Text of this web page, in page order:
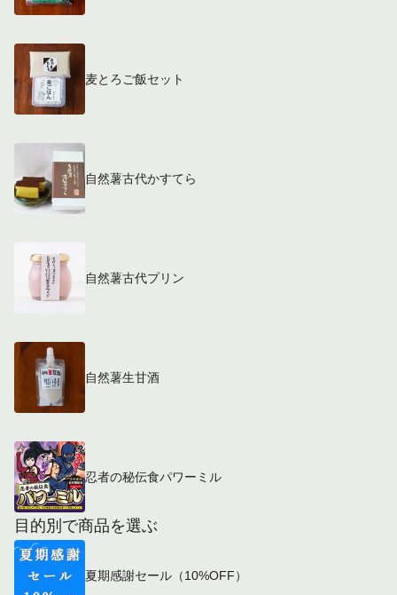
麦とろご飯セット
自然薯古代かすてら
自然薯古代プリン
自然薯生甘酒
忍者の秘伝食パワーミル
目的別で商品を選ぶ
夏期感謝セール（10%OFF）